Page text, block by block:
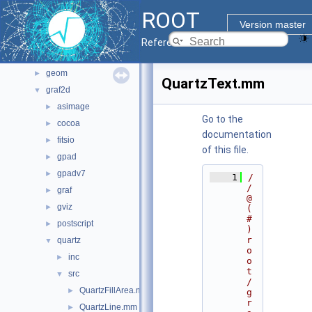
ROOT
Version master
Reference Guide
▼ File List
► bindings
► core
► documentation
► geom
▼ graf2d
► asimage
► cocoa
► fitsio
► gpad
► gpadv7
► graf
► gviz
► postscript
▼ quartz
► inc
▼ src
► QuartzFillArea.mm
► QuartzLine.mm
QuartzText.mm
Go to the
documentation
of this file.
    1
/
/
@
(
#
)
r
o
o
t
/
g
r